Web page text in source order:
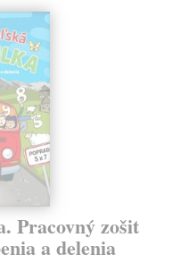
Pracovný zošit
a delenia